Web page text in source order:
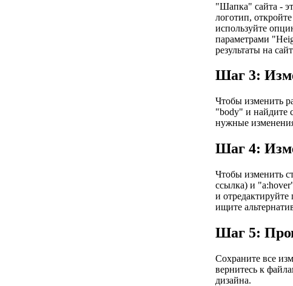
"Шапка" сайта -
логотип,
используйте
параметрами
результаты на
Шаг 3:
Чтобы изменить
"body" и найдите
нужные
Шаг 4:
Чтобы изменить
ссылка) и
и
ищите
Шаг 5:
Сохраните все
вернитесь к
дизайна.